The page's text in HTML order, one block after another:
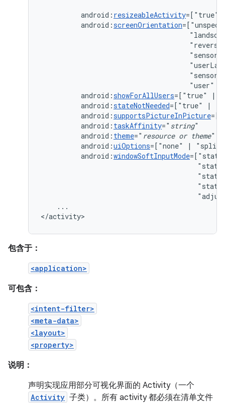
android: resizeableActivity=["true"
android:screenOrientation
"sensor"
"user"
android:showForAllUsers=["true"
|
android:stateNotNeeded=["true"
|
android:supportsPictureInPicture
android: taskAffinity=" string
android: theme=" resource or theme
android:uiOptions=["none"
|
android:windowSoftInputMode
...
</activity>
包含于：
<application>
可包含：
<intent-filter>
<meta-data>
<layout>
<property>
说明：
声明实现应用部分可视化界面的 Activity（一个
Activity 子类）。所有 activity 都必须在清单文件